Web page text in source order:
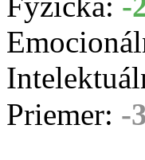
Priemer: -